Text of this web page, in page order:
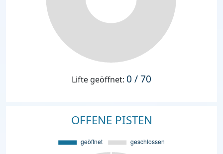
Lifte geöffnet: 0 / 70
OFFENE PISTEN